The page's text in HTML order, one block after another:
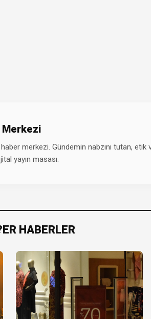
Merkezi
merkezi. Gündemin nabzını tutan, etik
yayın masası.
HABERLER